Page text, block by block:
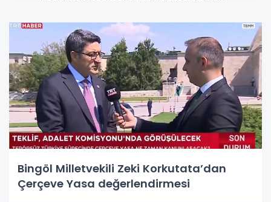
Bingöl Milletvekili Zeki Korkutata’dan
Çerçeve Yasa değerlendirmesi